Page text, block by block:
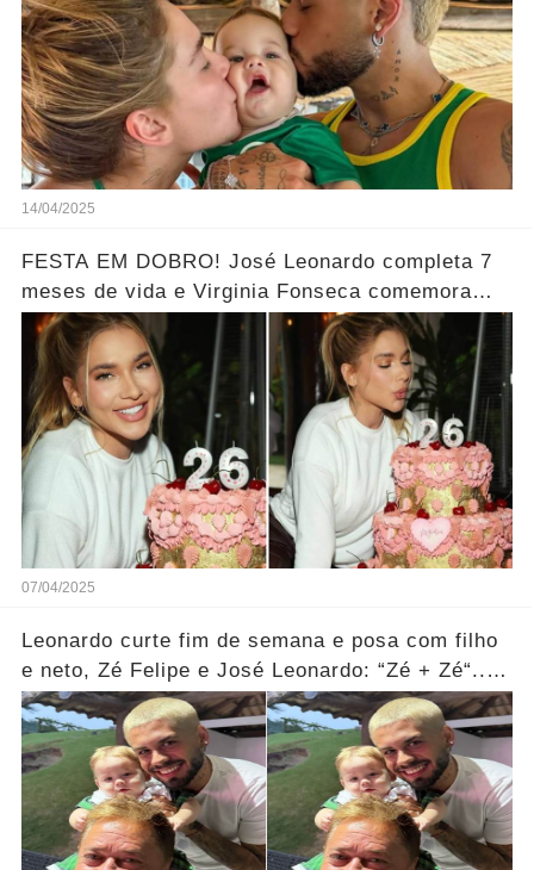
14/04/2025
FESTA EM DOBRO! José Leonardo completa 7
meses de vida e Virginia Fonseca comemora
seu aniversário de 26 anos!
07/04/2025
Leonardo curte fim de semana e posa com filho
e neto, Zé Felipe e José Leonardo: “Zé + Zé“....
Ver mais